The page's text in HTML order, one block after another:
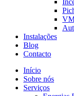
Instalações
Blog
Contacto
Início
Sobre nós
Serviços